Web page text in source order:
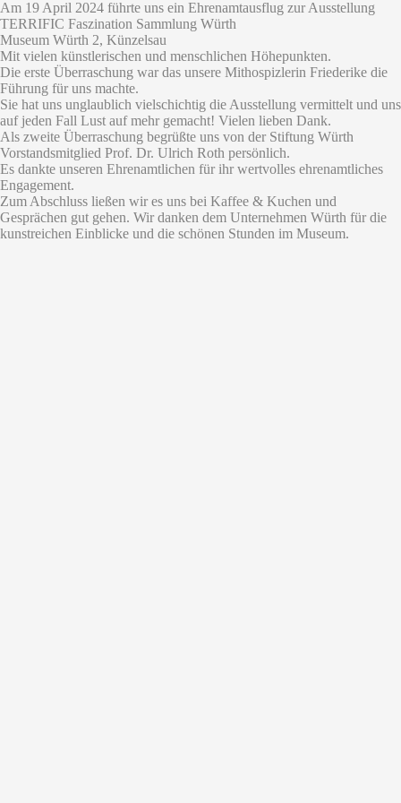
Am 19 April 2024 führte uns ein Ehrenamtausflug zur Ausstellung
TERRIFIC Faszination Sammlung Würth
Museum Würth 2, Künzelsau
Mit vielen künstlerischen und menschlichen Höhepunkten.
Die erste Überraschung war das unsere Mithospizlerin Friederike die
Führung für uns machte.
Sie hat uns unglaublich vielschichtig die Ausstellung vermittelt und uns
auf jeden Fall Lust auf mehr gemacht! Vielen lieben Dank.
Als zweite Überraschung begrüßte uns von der Stiftung Würth
Vorstandsmitglied Prof. Dr. Ulrich Roth persönlich.
Es dankte unseren Ehrenamtlichen für ihr wertvolles ehrenamtliches
Engagement.
Zum Abschluss ließen wir es uns bei Kaffee & Kuchen und
Gesprächen gut gehen. Wir danken dem Unternehmen Würth für die
kunstreichen Einblicke und die schönen Stunden im Museum.